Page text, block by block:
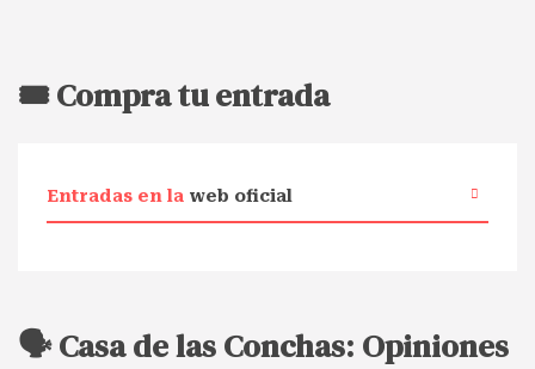
🎟️ Compra tu entrada
Entradas en la web oficial
🗣️ Casa de las Conchas: Opiniones